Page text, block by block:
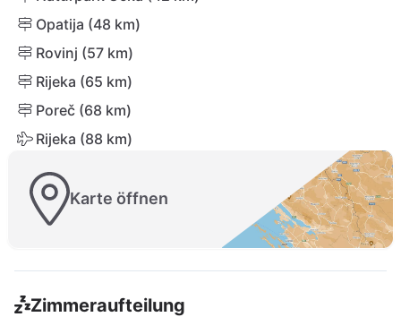
Opatija (48 km)
Rovinj (57 km)
Rijeka (65 km)
Poreč (68 km)
Rijeka (88 km)
Karte öffnen
Zimmeraufteilung